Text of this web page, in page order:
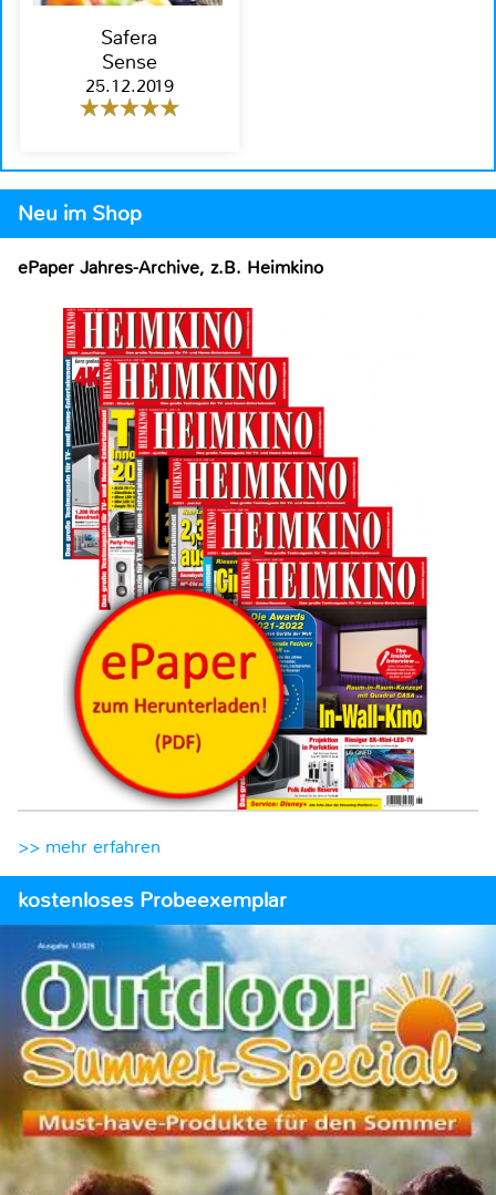
Safera
Sense
25.12.2019
Neu im Shop
ePaper Jahres-Archive, z.B. Heimkino
>> mehr erfahren
kostenloses Probeexemplar